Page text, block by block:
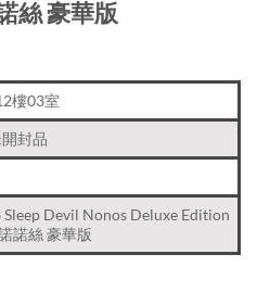
絲 豪華版
樓03室
封品
Sleep Devil Nonos Deluxe Edition
諾絲 豪華版